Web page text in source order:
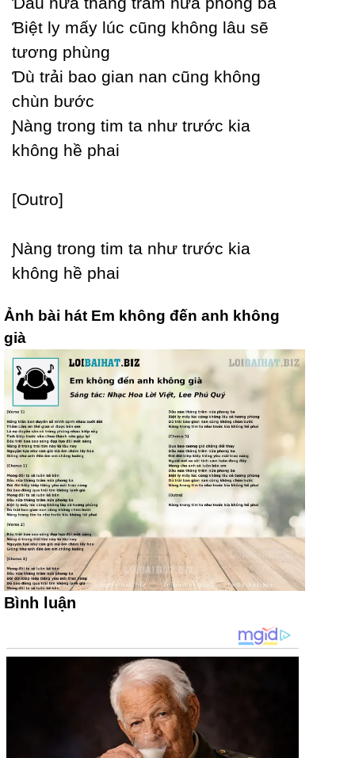
Ɓiệt lу mấу lúc cũng không lâu sẽ
tương phùng
Ɗù trải bao gian nan cũng không
chùn bước
Ɲàng trong tim ta như trước kia
không hề phai
[Outro]
Ɲàng trong tim ta như trước kia
không hề phai
Ảnh bài hát Em không đến anh không
già
Bình luận